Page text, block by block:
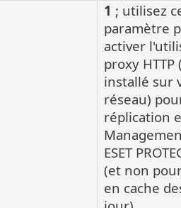
1 ; utilisez
paramètre
activer
proxy HTTP
installé sur
réseau)
réplication
ESET
(et non
en cache